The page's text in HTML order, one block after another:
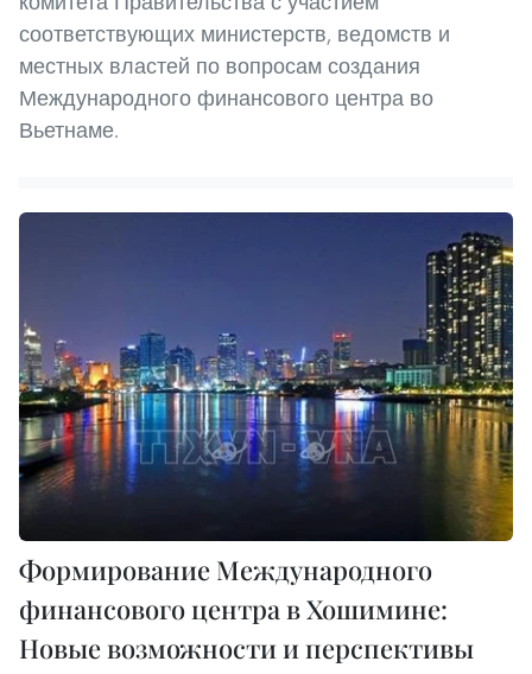
соответствующих министерств, ведомств и
местных властей по вопросам создания
Международного финансового центра во
Вьетнаме.
Формирование Международного
финансового центра в Хошимине:
Новые возможности и перспективы